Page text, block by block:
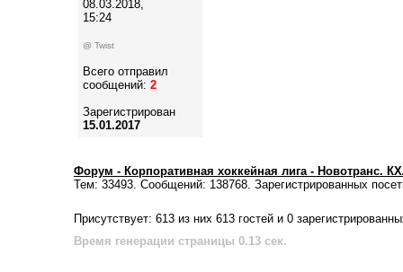
08.03.2018,
15:24
@ Twist
Всего отправил
сообщений: 2
Зарегистрирован
15.01.2017
Форум - Корпоративная хоккейная лига - Новотранс.
Тем: 33493. Сообщений: 138768. Зарегистрированных
Присутствует: 613 из них 613 гостей и 0
Время генерации страницы 0.13 сек.